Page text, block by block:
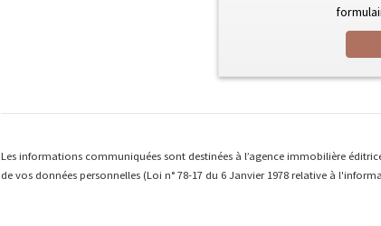
Les informations communiquées sont destinées à l’agence immobilière
de vos données personnelles (Loi n° 78-17 du 6 Janvier 1978 relative à